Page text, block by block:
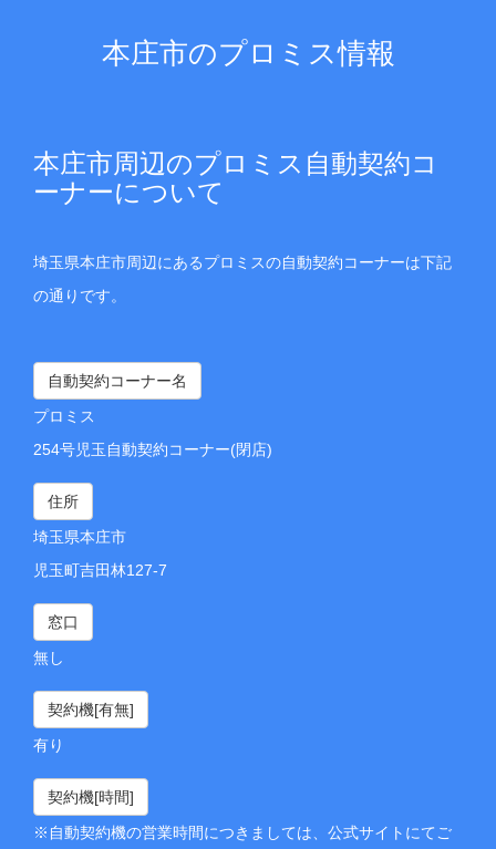
本庄市のプロミス情報
本庄市周辺のプロミス自動契約コ
ーナーについて
埼玉県本庄市周辺にあるプロミスの自動契約コーナーは下記
の通りです。
自動契約コーナー名
プロミス
254号児玉自動契約コーナー(閉店)
住所
埼玉県本庄市
児玉町吉田林127-7
窓口
無し
契約機[有無]
有り
契約機[時間]
※自動契約機の営業時間につきましては、公式サイトにてご